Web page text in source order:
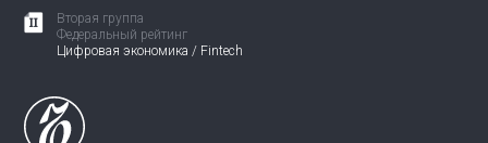
Вторая группа
Федеральный рейтинг
Цифровая экономика / Fintech